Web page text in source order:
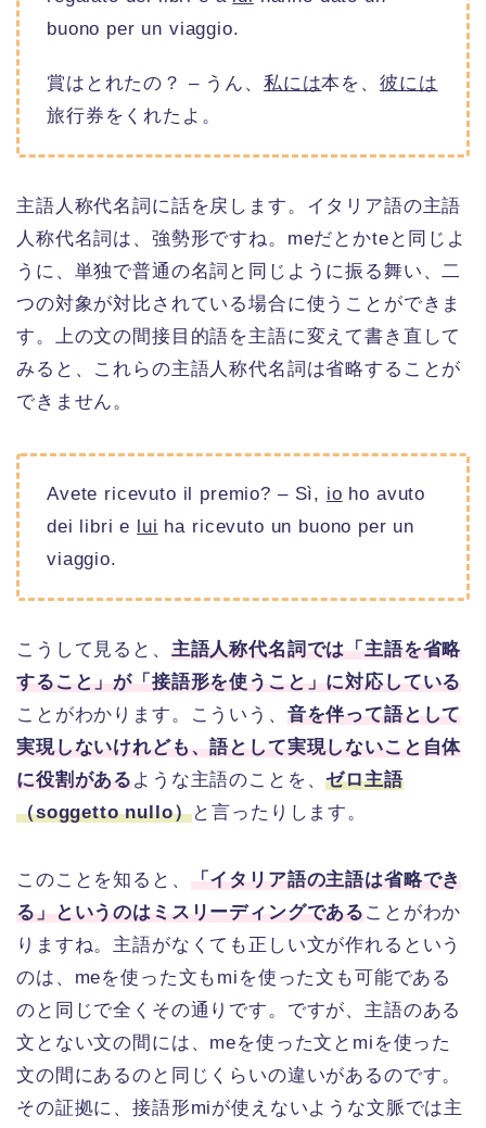
buono per un viaggio.
賞はとれたの？ – うん、 私には本を、 彼には
旅行券をくれたよ。
主語人称代名詞に話を戻します。イタリア語の主語
人称代名詞は、強勢形ですね。meだとかteと同じよ
うに、単独で普通の名詞と同じように振る舞い、二
つの対象が対比されている場合に使うことができま
す。上の文の間接目的語を主語に変えて書き直して
みると、これらの主語人称代名詞は省略することが
できません。
Avete ricevuto il premio? – Sì, io ho avuto
dei libri e lui ha ricevuto un buono per un
viaggio.
こうして見ると、 主語人称代名詞では「主語を省略
すること」が「接語形を使うこと」に対応している
ことがわかります。こういう、 音を伴って語として
実現しないけれども、語として実現しないこと自体
に役割がある ような主語のことを、ゼロ主語
（soggetto nullo）と言ったりします。
このことを知ると、
「イタリア語の主語は省略でき
る」というのはミスリーディングである ことがわか
りますね。主語がなくても正しい文が作れるという
のは、meを使った文もmiを使った文も可能である
のと同じで全くその通りです。ですが、主語のある
文とない文の間には、meを使った文とmiを使った
文の間にあるのと同じくらいの違いがあるのです。
その証拠に、接語形miが使えないような文脈では主